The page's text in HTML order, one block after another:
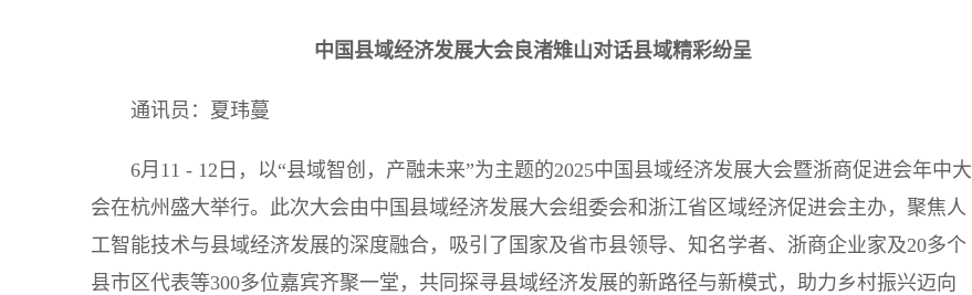
中国县域经济发展大会良渚雉山对话县域精彩纷呈
通讯员：夏玮蔓
6月11 - 12日，以“县域智创，产融未来”为主题的2025中国县域经济发展大会暨浙商促进会年中大
会在杭州盛大举行。此次大会由中国县域经济发展大会组委会和浙江省区域经济促进会主办，聚焦人
工智能技术与县域经济发展的深度融合，吸引了国家及省市县领导、知名学者、浙商企业家及20多个
县市区代表等300多位嘉宾齐聚一堂，共同探寻县域经济发展的新路径与新模式，助力乡村振兴迈向